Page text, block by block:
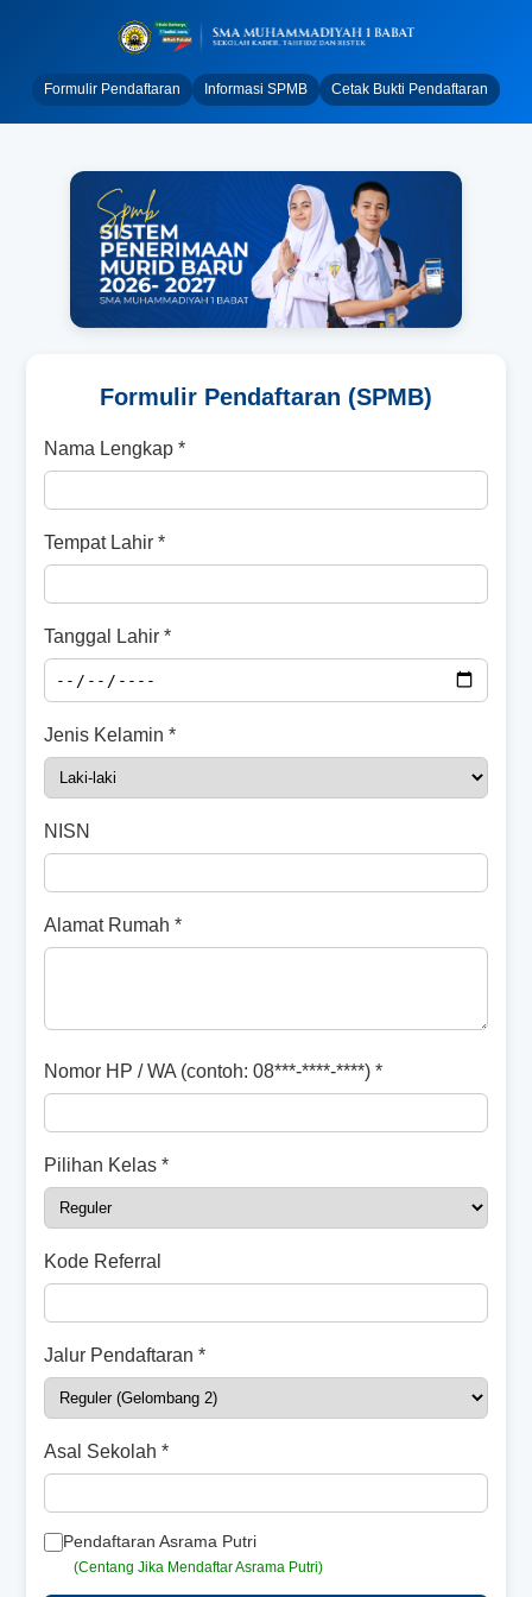
Formulir Pendaftaran Informasi SPMB Cetak Bukti Pendaftaran
Formulir Pendaftaran (SPMB)
Nama Lengkap *
Tempat Lahir *
Tanggal Lahir *
Jenis Kelamin *
NISN
Alamat Rumah *
Nomor HP / WA (contoh: 08***-****-****) *
Pilihan Kelas *
Kode Referral
Jalur Pendaftaran *
Asal Sekolah *
Pendaftaran Asrama Putri
(Centang Jika Mendaftar Asrama Putri)